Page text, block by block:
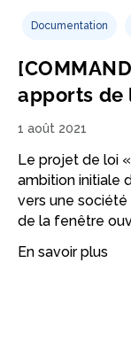
Documentation
apports de
1 août 2021
Le projet de loi
ambition initiale
vers une
de la fenêtre
En savoir plus